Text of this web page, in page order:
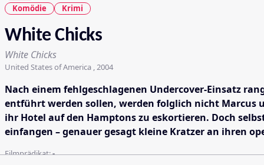
Komödie
Krimi
White Chicks
White Chicks
United States of America , 2004
Nach einem fehlgeschlagenen Undercover-Einsatz
entführt werden sollen, werden folglich nicht Marcus
ihr Hotel auf den Hamptons zu eskortieren. Doch
einfangen – genauer gesagt kleine Kratzer an ihren
Filmprädikat:-